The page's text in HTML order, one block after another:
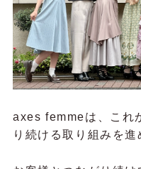
axes femmeは、これ
り続ける取り組みを進